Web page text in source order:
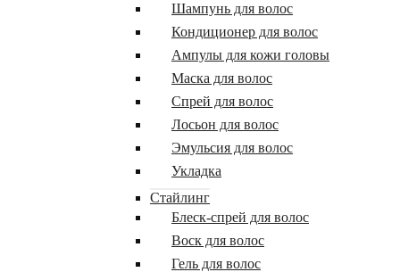
Шампунь для волос
Кондиционер для волос
Ампулы для кожи головы
Маска для волос
Спрей для волос
Лосьон для волос
Эмульсия для волос
Укладка
Стайлинг
Блеск-спрей для волос
Воск для волос
Гель для волос